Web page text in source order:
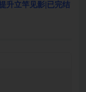
升立竿见影|已完结